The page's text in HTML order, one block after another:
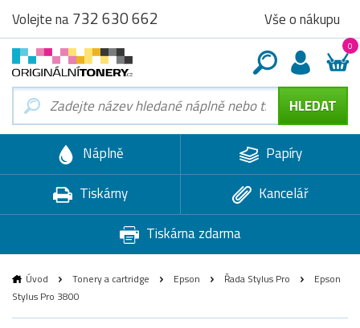
Volejte na732 630 662 Vše o nákupu
0
Náplně
Papíry
Tiskárny
Kancelář
Tiskárna zdarma
Úvod Tonery a cartridge Epson Řada Stylus Pro
Epson
Stylus Pro 3800